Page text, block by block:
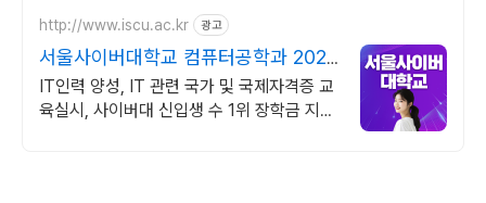
http://www.iscu.ac.kr 광고
서울사이버대학교 컴퓨터공학과 2026
가을학기 신편입생
IT인력 양성, IT 관련 국가 및 국제자격증 교
육실시, 사이버대 신입생 수 1위 장학금 지급